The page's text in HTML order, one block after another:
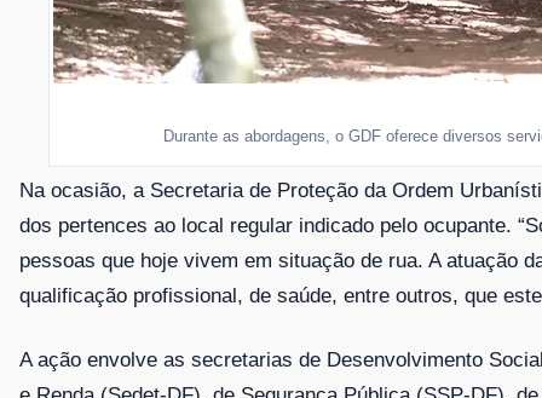
Durante as abordagens, o GDF oferece diversos
Na ocasião, a Secretaria de Proteção da Ordem
dos pertences ao local regular indicado pelo ocupante.
pessoas que hoje vivem em situação de rua. A atuação
qualificação profissional, de saúde, entre outros, que
A ação envolve as secretarias de Desenvolvimento